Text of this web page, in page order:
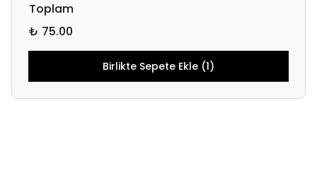
Toplam
₺ 75.00
Birlikte Sepete Ekle (1)